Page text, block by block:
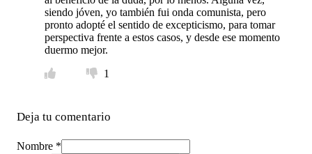
siendo jóven, yo también fui onda comunista, pero
pronto adopté el sentido de excepticismo, para tomar
perspectiva frente a estos casos, y desde ese momento
duermo mejor.
1
Deja tu comentario
Nombre *